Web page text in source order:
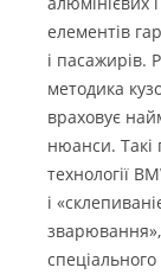
елементів
і пасажирів.
методика
враховує
нюанси. Такі
технології
і